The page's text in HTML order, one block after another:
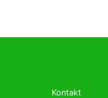
Kontakt